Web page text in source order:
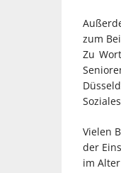
zum
Zu
Vielen
der
im